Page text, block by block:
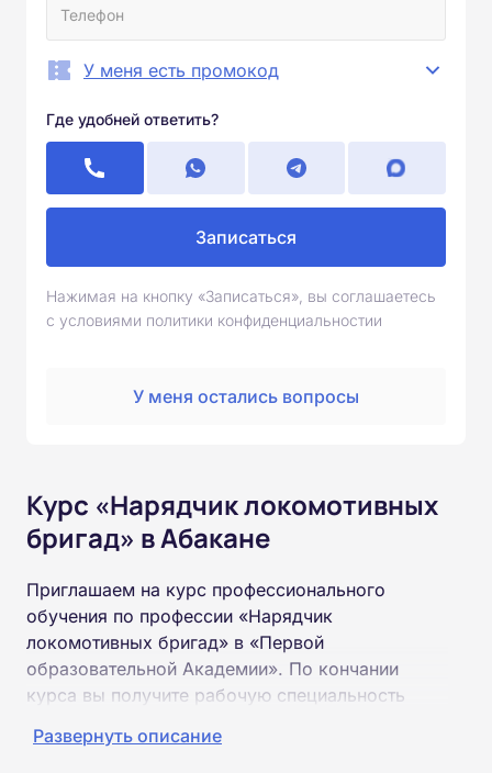
У меня есть промокод
Где удобней ответить?
Записаться
Нажимая на кнопку «Записаться», вы соглашаетесь
с условиями политики конфиденциальностии
У меня остались вопросы
Курс «Нарядчик локомотивных
бригад» в Абакане
Приглашаем на курс профессионального
обучения по профессии «Нарядчик
локомотивных бригад» в «Первой
образовательной Академии». По кончании
курса вы получите рабочую специальность
соответствующего разряда.
Развернуть описание